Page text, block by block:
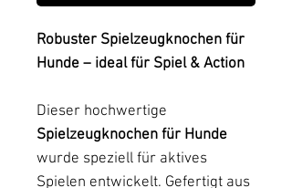
Robuster Spielzeugknochen für
Hunde – ideal für Spiel & Action
Dieser hochwertige
Spielzeugknochen für Hunde
wurde speziell für aktives
Spielen entwickelt. Gefertigt aus